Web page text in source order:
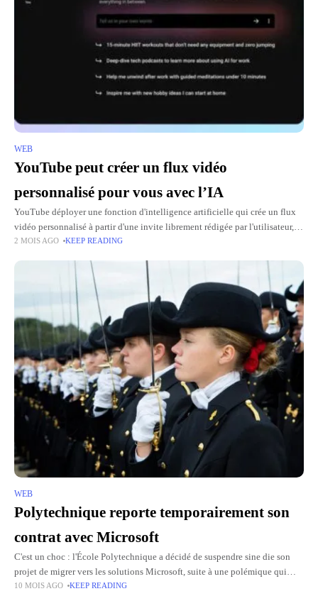
WEB
YouTube peut créer un flux vidéo
personnalisé pour vous avec l’IA
YouTube déployer une fonction d'intelligence artificielle qui crée un flux
vidéo personnalisé à partir d'une invite librement rédigée par l'utilisateur,
accessible depuis la page d'accueil de la plateforme. Un flux
2 MOIS AGO KEEP READING
WEB
Polytechnique reporte temporairement son
contrat avec Microsoft
C'est un choc : l'École Polytechnique a décidé de suspendre sine die son
projet de migrer vers les solutions Microsoft, suite à une polémique qui
dure depuis mars dernier. Cette
10 MOIS AGO KEEP READING